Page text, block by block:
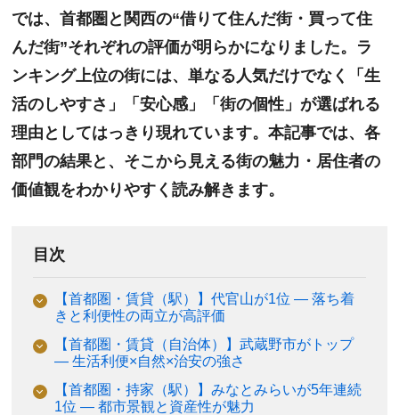
では、首都圏と関西の“借りて住んだ街・買って住
んだ街”それぞれの評価が明らかになりました。ラ
ンキング上位の街には、単なる人気だけでなく「生
活のしやすさ」「安心感」「街の個性」が選ばれる
理由としてはっきり現れています。本記事では、各
部門の結果と、そこから見える街の魅力・居住者の
価値観をわかりやすく読み解きます。
目次
【首都圏・賃貸（駅）】代官山が1位 ― 落ち着
きと利便性の両立が高評価
【首都圏・賃貸（自治体）】武蔵野市がトップ
― 生活利便×自然×治安の強さ
【首都圏・持家（駅）】みなとみらいが5年連続
1位 ― 都市景観と資産性が魅力